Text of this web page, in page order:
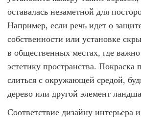
оставалась незаметной для
Например, если речь идет о
собственности или установке
в общественных местах, где
эстетику пространства. Покраска
слиться с окружающей средой,
дерево или другой элемент
Соответствие дизайну интерьера